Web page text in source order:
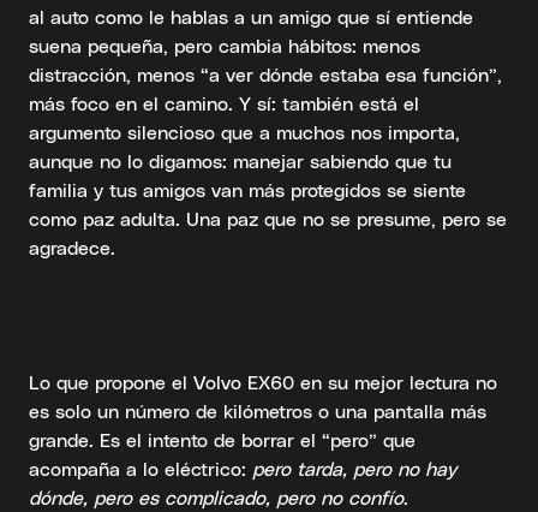
al auto como le hablas a un amigo que sí entiende
suena pequeña, pero cambia hábitos: menos
distracción, menos “a ver dónde estaba esa función”,
más foco en el camino. Y sí: también está el
argumento silencioso que a muchos nos importa,
aunque no lo digamos: manejar sabiendo que tu
familia y tus amigos van más protegidos se siente
como paz adulta. Una paz que no se presume, pero se
agradece.
Lo que propone el Volvo EX60 en su mejor lectura no
es solo un número de kilómetros o una pantalla más
grande. Es el intento de borrar el “pero” que
acompaña a lo eléctrico: pero tarda, pero no hay
dónde, pero es complicado, pero no confío.